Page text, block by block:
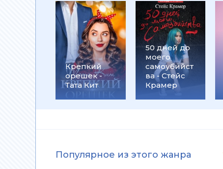
Крепкий
орешек -
Тата Кит
50 дней до
моего
самоубийст
ва - Стейс
Крамер
Популярное из этого жанра
Уэллс
Бушин
Стратегия разрухи - Сергей Кара-Мурза